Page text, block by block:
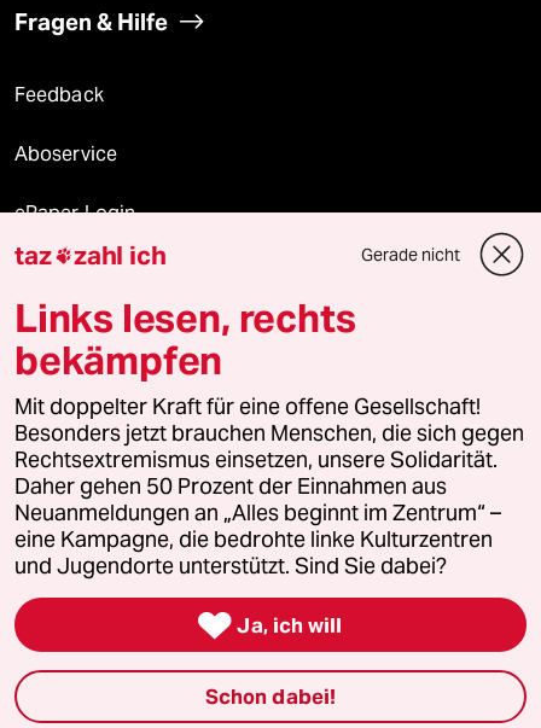
Fragen & Hilfe
Feedback
Aboservice
ePaper Login
Downloads für Abonnierende
© 2026 taz Verlags und Vertriebs GmbH
Alle Rechte vorbehalten. Bei rechtlichen Fragen oder für Genehmigungen
wenden Sie sich bitte an lizenzen@taz.de
Feedback Redaktionsstatut Kommune-Richtlinien
Leitlinie Informant Datenschutz Impressum AGB
Seitenwende Einwilligungen widerrufen (Ads)
taz zahl ich Gerade nicht
Links lesen, rechts
bekämpfen
Mit doppelter Kraft für eine offene Gesellschaft!
Besonders jetzt brauchen Menschen, die sich gegen
Rechtsextremismus einsetzen, unsere Solidarität.
Daher gehen 50 Prozent der Einnahmen aus
Neuanmeldungen an „Alles beginnt im Zentrum“ –
eine Kampagne, die bedrohte linke Kulturzentren
und Jugendorte unterstützt. Sind Sie dabei?
 Ja, ich will
Schon dabei!